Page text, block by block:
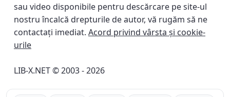
sau video disponibile pentru descărcare pe site-ul
nostru încalcă drepturile de autor, vă rugăm să ne
contactați imediat. Acord privind vârsta și cookie-
urile
LIB-X.NET © 2003 - 2026